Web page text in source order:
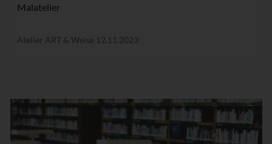
Malatelier
Atelier ART & Weise 12.11.2023